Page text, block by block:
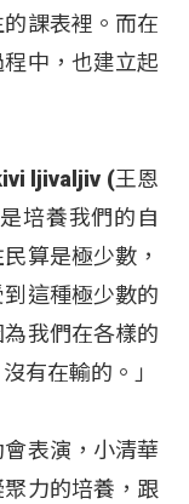
課表裡。而在
中，也建立起
ljivaljiv (王恩
培養我們的自
算是極少數，
這種極少數的
我們在各樣的
有在輸的。」
表演，小清華
力的培養，跟